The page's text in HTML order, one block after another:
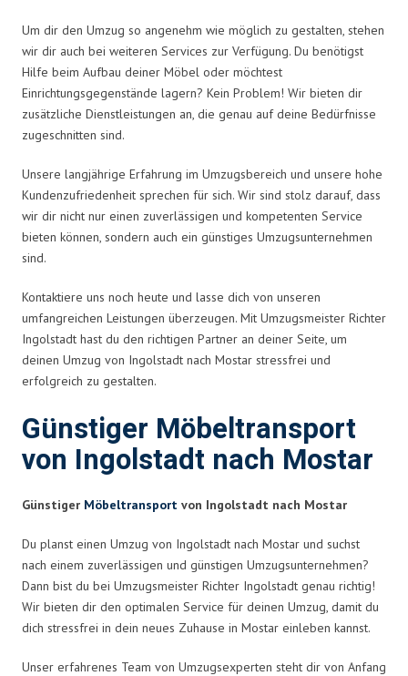
Um dir den Umzug so angenehm wie möglich zu gestalten, stehen
wir dir auch bei weiteren Services zur Verfügung. Du benötigst
Hilfe beim Aufbau deiner Möbel oder möchtest
Einrichtungsgegenstände lagern? Kein Problem! Wir bieten dir
zusätzliche Dienstleistungen an, die genau auf deine Bedürfnisse
zugeschnitten sind.
Unsere langjährige Erfahrung im Umzugsbereich und unsere hohe
Kundenzufriedenheit sprechen für sich. Wir sind stolz darauf, dass
wir dir nicht nur einen zuverlässigen und kompetenten Service
bieten können, sondern auch ein günstiges Umzugsunternehmen
sind.
Kontaktiere uns noch heute und lasse dich von unseren
umfangreichen Leistungen überzeugen. Mit Umzugsmeister Richter
Ingolstadt hast du den richtigen Partner an deiner Seite, um
deinen Umzug von Ingolstadt nach Mostar stressfrei und
erfolgreich zu gestalten.
Günstiger Möbeltransport
von Ingolstadt nach Mostar
Günstiger Möbeltransport von Ingolstadt nach Mostar
Du planst einen Umzug von Ingolstadt nach Mostar und suchst
nach einem zuverlässigen und günstigen Umzugsunternehmen?
Dann bist du bei Umzugsmeister Richter Ingolstadt genau richtig!
Wir bieten dir den optimalen Service für deinen Umzug, damit du
dich stressfrei in dein neues Zuhause in Mostar einleben kannst.
Unser erfahrenes Team von Umzugsexperten steht dir von Anfang